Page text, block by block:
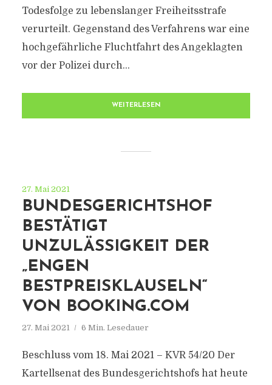
Todesfolge zu lebenslanger Freiheitsstrafe
verurteilt. Gegenstand des Verfahrens war eine
hochgefährliche Fluchtfahrt des Angeklagten
vor der Polizei durch...
WEITERLESEN
27. Mai 2021
BUNDESGERICHTSHOF
BESTÄTIGT
UNZULÄSSIGKEIT DER
„ENGEN
BESTPREISKLAUSELN“
VON BOOKING.COM
27. Mai 2021 6 Min. Lesedauer
Beschluss vom 18. Mai 2021 – KVR 54/20 Der
Kartellsenat des Bundesgerichtshofs hat heute